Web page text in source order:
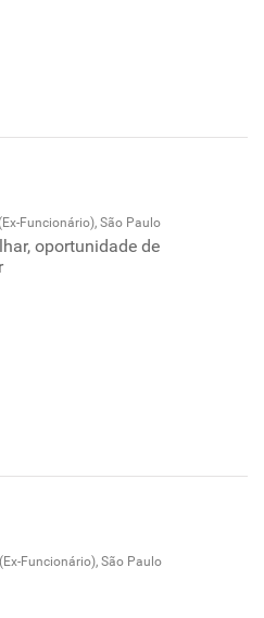
Funcionário), São Paulo
oportunidade de
Funcionário), São Paulo